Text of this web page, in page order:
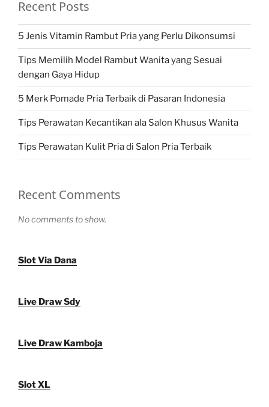
Recent Posts
5 Jenis Vitamin Rambut Pria yang Perlu Dikonsumsi
Tips Memilih Model Rambut Wanita yang Sesuai
dengan Gaya Hidup
5 Merk Pomade Pria Terbaik di Pasaran Indonesia
Tips Perawatan Kecantikan ala Salon Khusus Wanita
Tips Perawatan Kulit Pria di Salon Pria Terbaik
Recent Comments
No comments to show.
Slot Via Dana
Live Draw Sdy
Live Draw Kamboja
Slot XL